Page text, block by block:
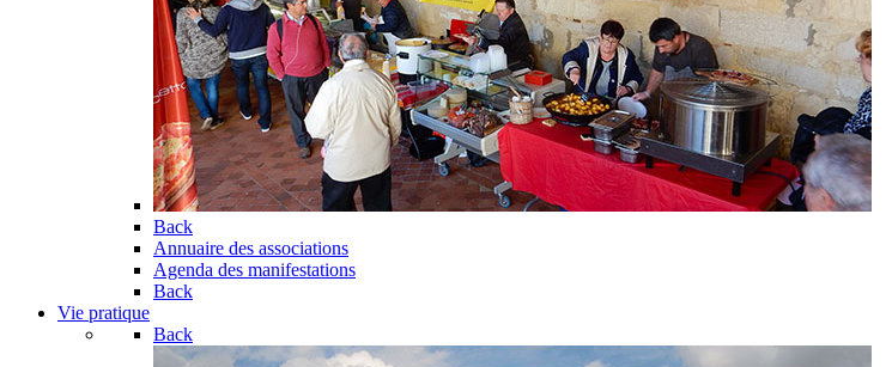
Back
Annuaire des associations
Agenda des manifestations
Back
Vie pratique
Back